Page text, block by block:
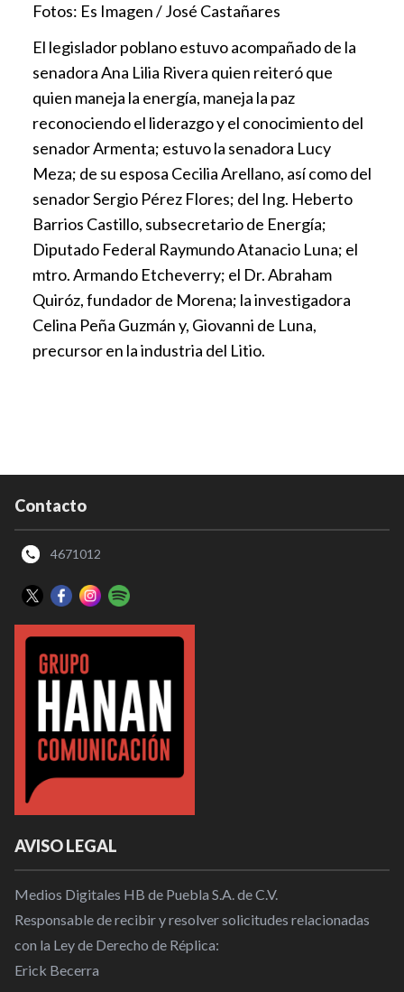
Fotos: Es Imagen / José Castañares
El legislador poblano estuvo acompañado de la
senadora Ana Lilia Rivera quien reiteró que
quien maneja la energía, maneja la paz
reconociendo el liderazgo y el conocimiento del
senador Armenta; estuvo la senadora Lucy
Meza; de su esposa Cecilia Arellano, así como del
senador Sergio Pérez Flores; del Ing. Heberto
Barrios Castillo, subsecretario de Energía;
Diputado Federal Raymundo Atanacio Luna; el
mtro. Armando Etcheverry; el Dr. Abraham
Quiróz, fundador de Morena; la investigadora
Celina Peña Guzmán y, Giovanni de Luna,
precursor en la industria del Litio.
Contacto
4671012
AVISO LEGAL
Medios Digitales HB de Puebla S.A. de C.V.
Responsable de recibir y resolver solicitudes relacionadas
con la Ley de Derecho de Réplica:
Erick Becerra